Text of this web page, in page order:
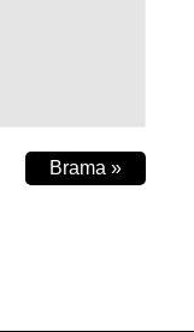
Brama »